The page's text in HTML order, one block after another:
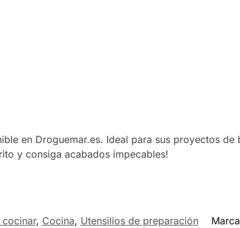
en Droguemar.es. Ideal para sus proyectos de
y consiga acabados impecables!
, Cocina, Utensilios de preparación